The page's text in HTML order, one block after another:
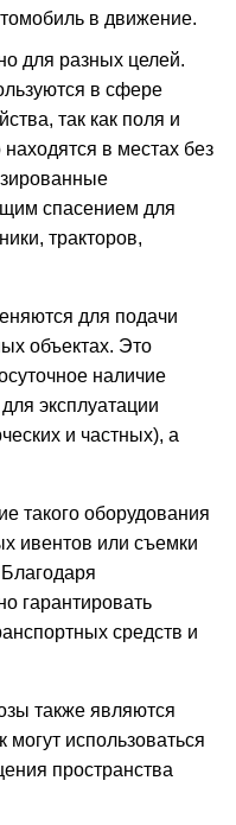
в движение.
для разных целей.
в сфере
так как поля и
в местах без
спасением для
тракторов,
для подачи
объектах. Это
наличие
эксплуатации
и частных), а
такого оборудования
ивентов или съемки
гарантировать
средств и
также являются
использоваться
пространства